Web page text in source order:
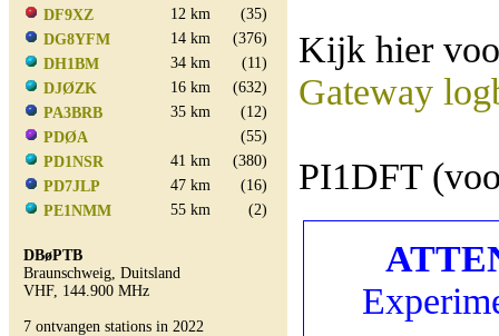
DF9XZ
12 km
(35)
DG8YFM
14 km
(376)
DH1BM
34 km
(11)
DJØZK
16 km
(632)
PA3BRB
35 km
(12)
PDØA
(55)
PD1NSR
41 km
(380)
PD7JLP
47 km
(16)
PE1NMM
55 km (2)
DBøPTB
Braunschweig, Duitsland
VHF, 144.900 MHz
7 ontvangen stations in 2022
Kijk hier
Gateway
PI1DFT